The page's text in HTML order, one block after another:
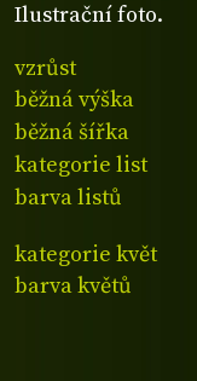
Ilustrační foto.
vzrůst
běžná výška
běžná šířka
kategorie list
barva listů
kategorie květ
barva květů